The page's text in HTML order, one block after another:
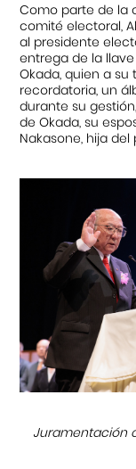
Como parte de la
comité electoral,
al presidente
entrega de la
Okada, quien a
recordatoria, un
durante su
de Okada, su
Nakasone, hija
Juramentación